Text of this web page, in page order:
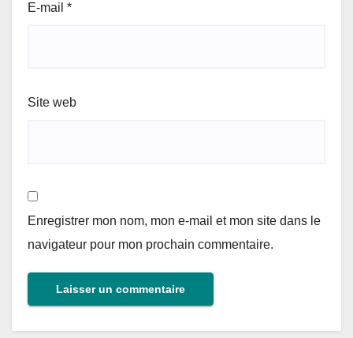
E-mail *
Site web
Enregistrer mon nom, mon e-mail et mon site dans le
navigateur pour mon prochain commentaire.